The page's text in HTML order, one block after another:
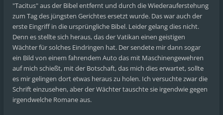
"Tacitus" aus der Bibel entfernt und durch die Wiederauferstehung
zum Tag des jüngsten Gerichtes ersetzt wurde. Das war auch der
erste Eingriff in die ursprüngliche Bibel. Leider gelang dies nicht.
Denn es stellte sich heraus, das der Vatikan einen geistigen
Wächter für solches Eindringen hat. Der sendete mir dann sogar
ein Bild von einem fahrendem Auto das mit Maschinengewehren
auf mich schießt, mit der Botschaft, das mich dies erwartet, sollte
es mir gelingen dort etwas heraus zu holen. Ich versuchte zwar die
Schrift einzusehen, aber der Wächter tauschte sie irgendwie gegen
irgendwelche Romane aus.